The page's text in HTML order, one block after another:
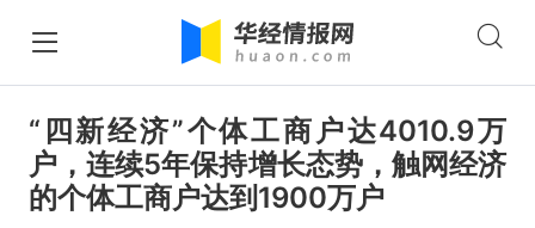
“四新经济”个体工商户达4010.9万
户，连续5年保持增长态势，触网经济
的个体工商户达到1900万户